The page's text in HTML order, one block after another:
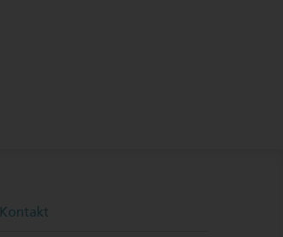
Kontakt